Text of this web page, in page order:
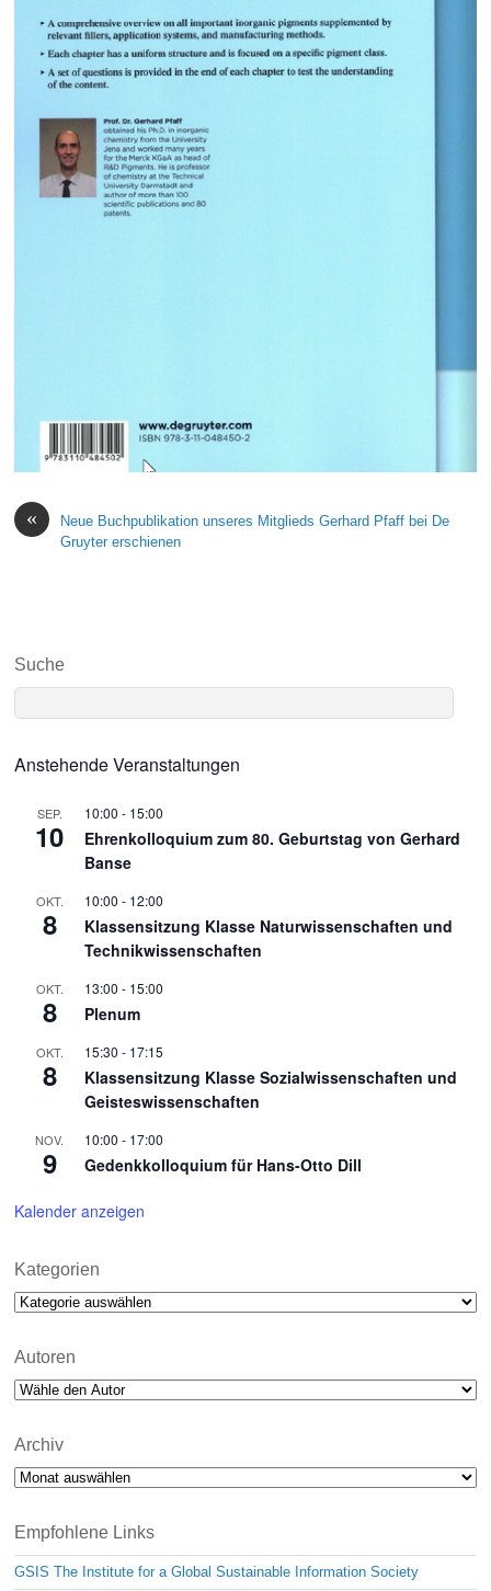
«
Neue Buchpublikation unseres Mitglieds Gerhard Pfaff bei De
Gruyter erschienen
Suche
Anstehende Veranstaltungen
SEP.
10
10:00 - 15:00
Ehrenkolloquium zum 80. Geburtstag von Gerhard
Banse
OKT.
8
10:00 - 12:00
Klassensitzung Klasse Naturwissenschaften und
Technikwissenschaften
OKT.
8
13:00 - 15:00
Plenum
OKT.
8
15:30 - 17:15
Klassensitzung Klasse Sozialwissenschaften und
Geisteswissenschaften
NOV.
9
10:00 - 17:00
Gedenkkolloquium für Hans-Otto Dill
Kalender anzeigen
Kategorien
Kategorien
Autoren
Archiv
Archiv
Empfohlene Links
GSIS The Institute for a Global Sustainable Information Society